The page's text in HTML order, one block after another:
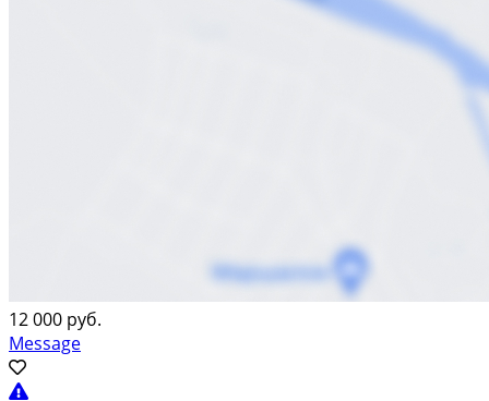
12 000 руб.
Message